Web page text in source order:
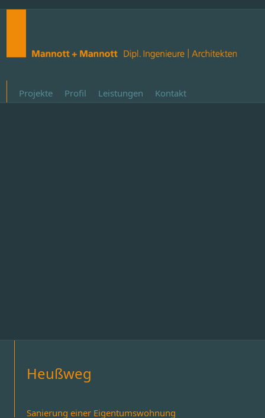
Projekte Profil Leistungen Kontakt
Heußweg
Sanierung einer Eigentumswohnung